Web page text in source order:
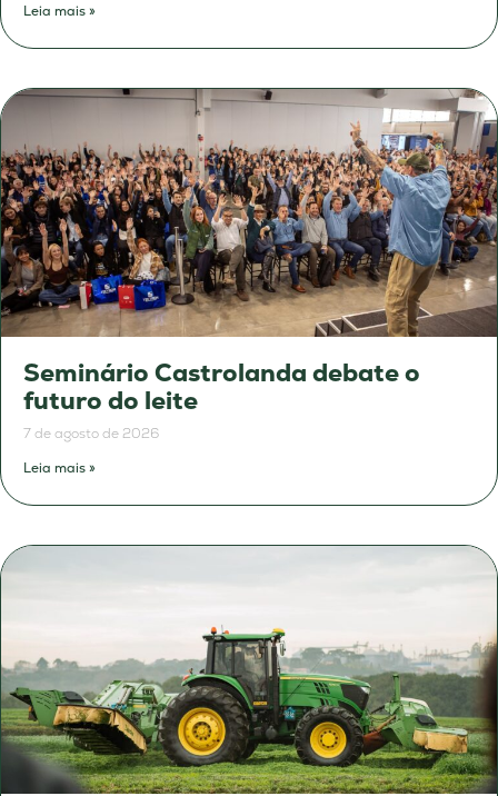
Leia mais »
Seminário Castrolanda debate o
futuro do leite
7 de agosto de 2026
Leia mais »